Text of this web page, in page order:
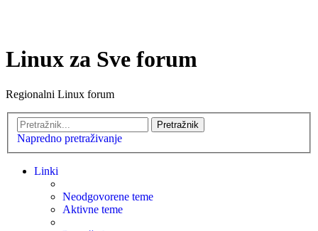
Linux za Sve forum
Regionalni Linux forum
Pretražnik
Napredno pretraživanje
Linki
Neodgovorene teme
Aktivne teme